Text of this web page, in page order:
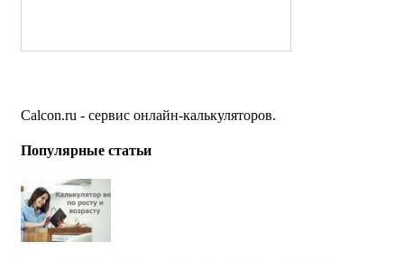
Calcon.ru - сервис онлайн-калькуляторов.
Популярные статьи